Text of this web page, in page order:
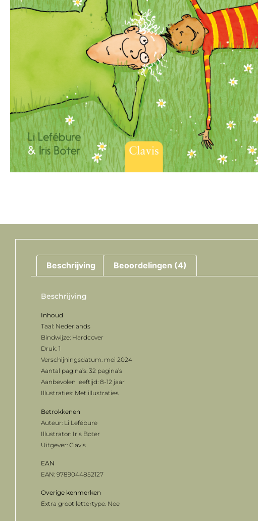
Beschrijving Beoordelingen (4)
Beschrijving
Inhoud
Taal: Nederlands
Bindwijze: Hardcover
Druk: 1
Verschijningsdatum: mei 2024
Aantal pagina’s: 32 pagina’s
Aanbevolen leeftijd: 8-12 jaar
Illustraties: Met illustraties
Betrokkenen
Auteur: Li Lefébure
Illustrator: Iris Boter
Uitgever: Clavis
EAN
EAN: 9789044852127
Overige kenmerken
Extra groot lettertype: Nee